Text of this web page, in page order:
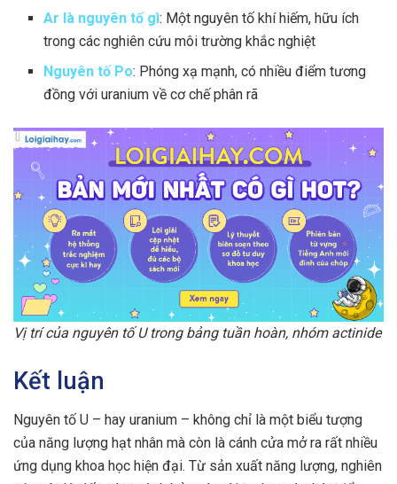
Ar là nguyên tố gì: Một nguyên tố khí hiếm, hữu ích
trong các nghiên cứu môi trường khắc nghiệt
Nguyên tố Po: Phóng xạ mạnh, có nhiều điểm tương
đồng với uranium về cơ chế phân rã
Vị trí của nguyên tố U trong bảng tuần hoàn, nhóm actinide
Kết luận
Nguyên tố U – hay uranium – không chỉ là một biểu tượng
của năng lượng hạt nhân mà còn là cánh cửa mở ra rất nhiều
ứng dụng khoa học hiện đại. Từ sản xuất năng lượng, nghiên